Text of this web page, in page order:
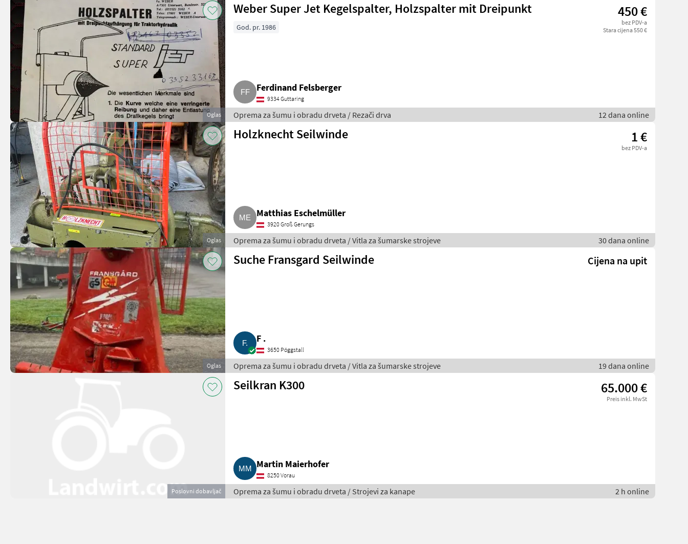
Oglas
Weber Super Jet Kegelspalter, Holzspalter mit Dreipunkt 450 €
bez PDV-a
Stara cijena 550 €
God. pr. 1986
Ferdinand Felsberger
9334 Guttaring
Oprema za šumu i obradu drveta / Rezači drva 12 dana online
Oglas
Holzknecht Seilwinde 1 €
bez PDV-a
Matthias Eschelmüller
3920 Groß Gerungs
Oprema za šumu i obradu drveta / Vitla za šumarske strojeve 30 dana online
Oglas
Suche Fransgard Seilwinde Cijena na upit
F .
3650 Pöggstall
Oprema za šumu i obradu drveta / Vitla za šumarske strojeve 19 dana online
Poslovni dobavljač
Seilkran K300 65.000 €
Preis inkl. MwSt
Martin Maierhofer
8250 Vorau
Oprema za šumu i obradu drveta / Strojevi za kanape 2 h online